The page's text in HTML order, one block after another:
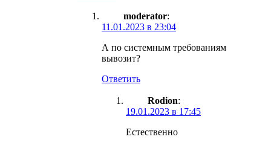
moderator:
11.01.2023 в 23:04
А по системным требованиям
вывозит?
Ответить
Rodion:
19.01.2023 в 17:45
Естественно